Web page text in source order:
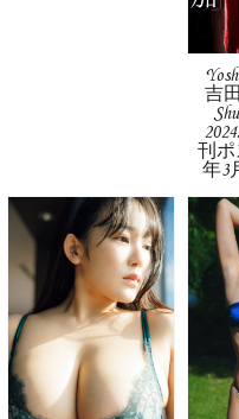
吉
刊ポ
年3